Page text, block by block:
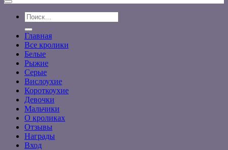
Искать:
Главная
Все кролики
Белые
Рыжие
Серые
Вислоухие
Короткоухие
Девочки
Мальчики
О кроликах
Отзывы
Награды
Вход